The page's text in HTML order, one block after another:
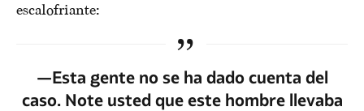
escalofriante:
—Esta gente no se ha dado cuenta del
caso. Note usted que este hombre llevaba